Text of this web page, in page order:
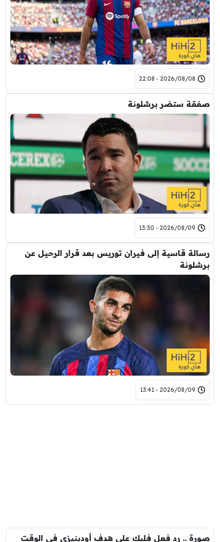
2026/08/08 - 22:08
صفقة ستضر برشلونة
2026/08/09 - 13:30
رسالة قاسية إلى فيران توريس بعد قرار الرحيل عن
برشلونة
2026/08/09 - 13:41
صورة .. رد فعل فليك على هدف أودينيزي في الوقت